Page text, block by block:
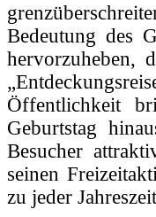
Bedeutung des
hervorzuheben,
Öffentlichkeit
Geburtstag
Besucher
seinen
zu jeder